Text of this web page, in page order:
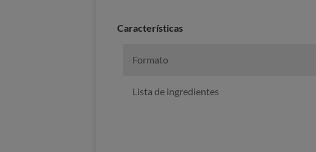
Caracterí­sticas
Formato
Lista de ingredientes